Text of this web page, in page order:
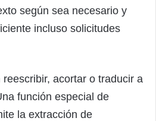
según sea necesario y
incluso solicitudes
acortar o traducir a
función especial de
la extracción de